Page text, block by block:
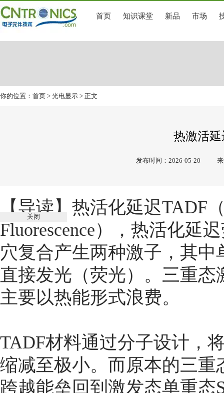
首页 知识课堂 新品 市场
你的位置： 首页 > 光电显示 > 正文
热激活
发布时间：2026-05-20
【导读】热活化延迟TADF
Fluorescence），热活化延
穴复合产生两种激子，其中
直接发光（荧光）。三重态
主要以热能形式浪费。
TADF材料通过分子设计，
缩减至极小。而原本的三
跨越能垒回到激发态单重态
关闭